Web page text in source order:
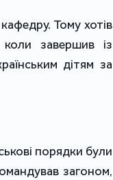
Тому хотів
коли завершив із
дітям за
порядки були
загоном,